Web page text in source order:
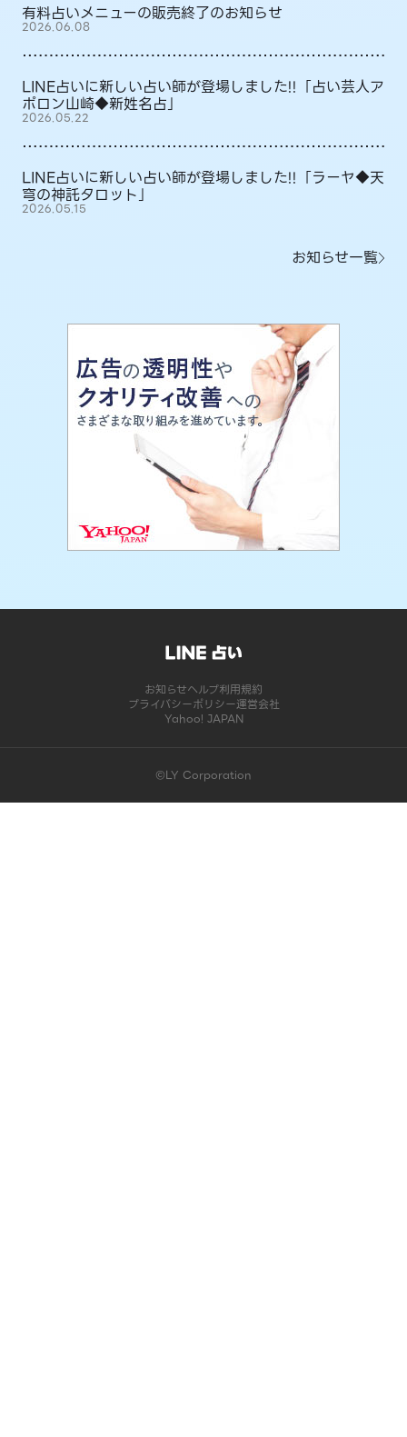
有料占いメニューの販売終了のお知らせ
2026.06.08
LINE占いに新しい占い師が登場しました!!「占い芸人ア
ポロン山崎◆新姓名占」
2026.05.22
LINE占いに新しい占い師が登場しました!!「ラーヤ◆天
穹の神託タロット」
2026.05.15
お知らせ一覧
お知らせヘルプ利用規約
プライバシーポリシー運営会社
Yahoo! JAPAN
©LY Corporation
このコンテンツは掲載が終了しました | LINE占い